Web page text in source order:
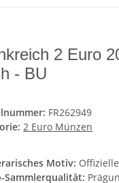
2 Euro
- BU
FR262949
2 Euro Münzen
Motiv:
Sammlerqualität: